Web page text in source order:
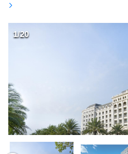
1/20